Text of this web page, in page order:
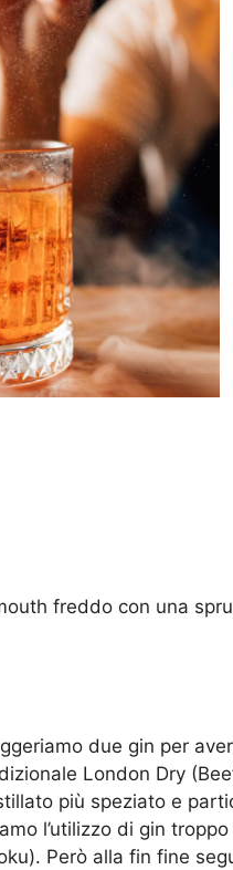
freddo con una
due gin per
London Dry
più speziato e
l’utilizzo di gin
Però alla fin fine